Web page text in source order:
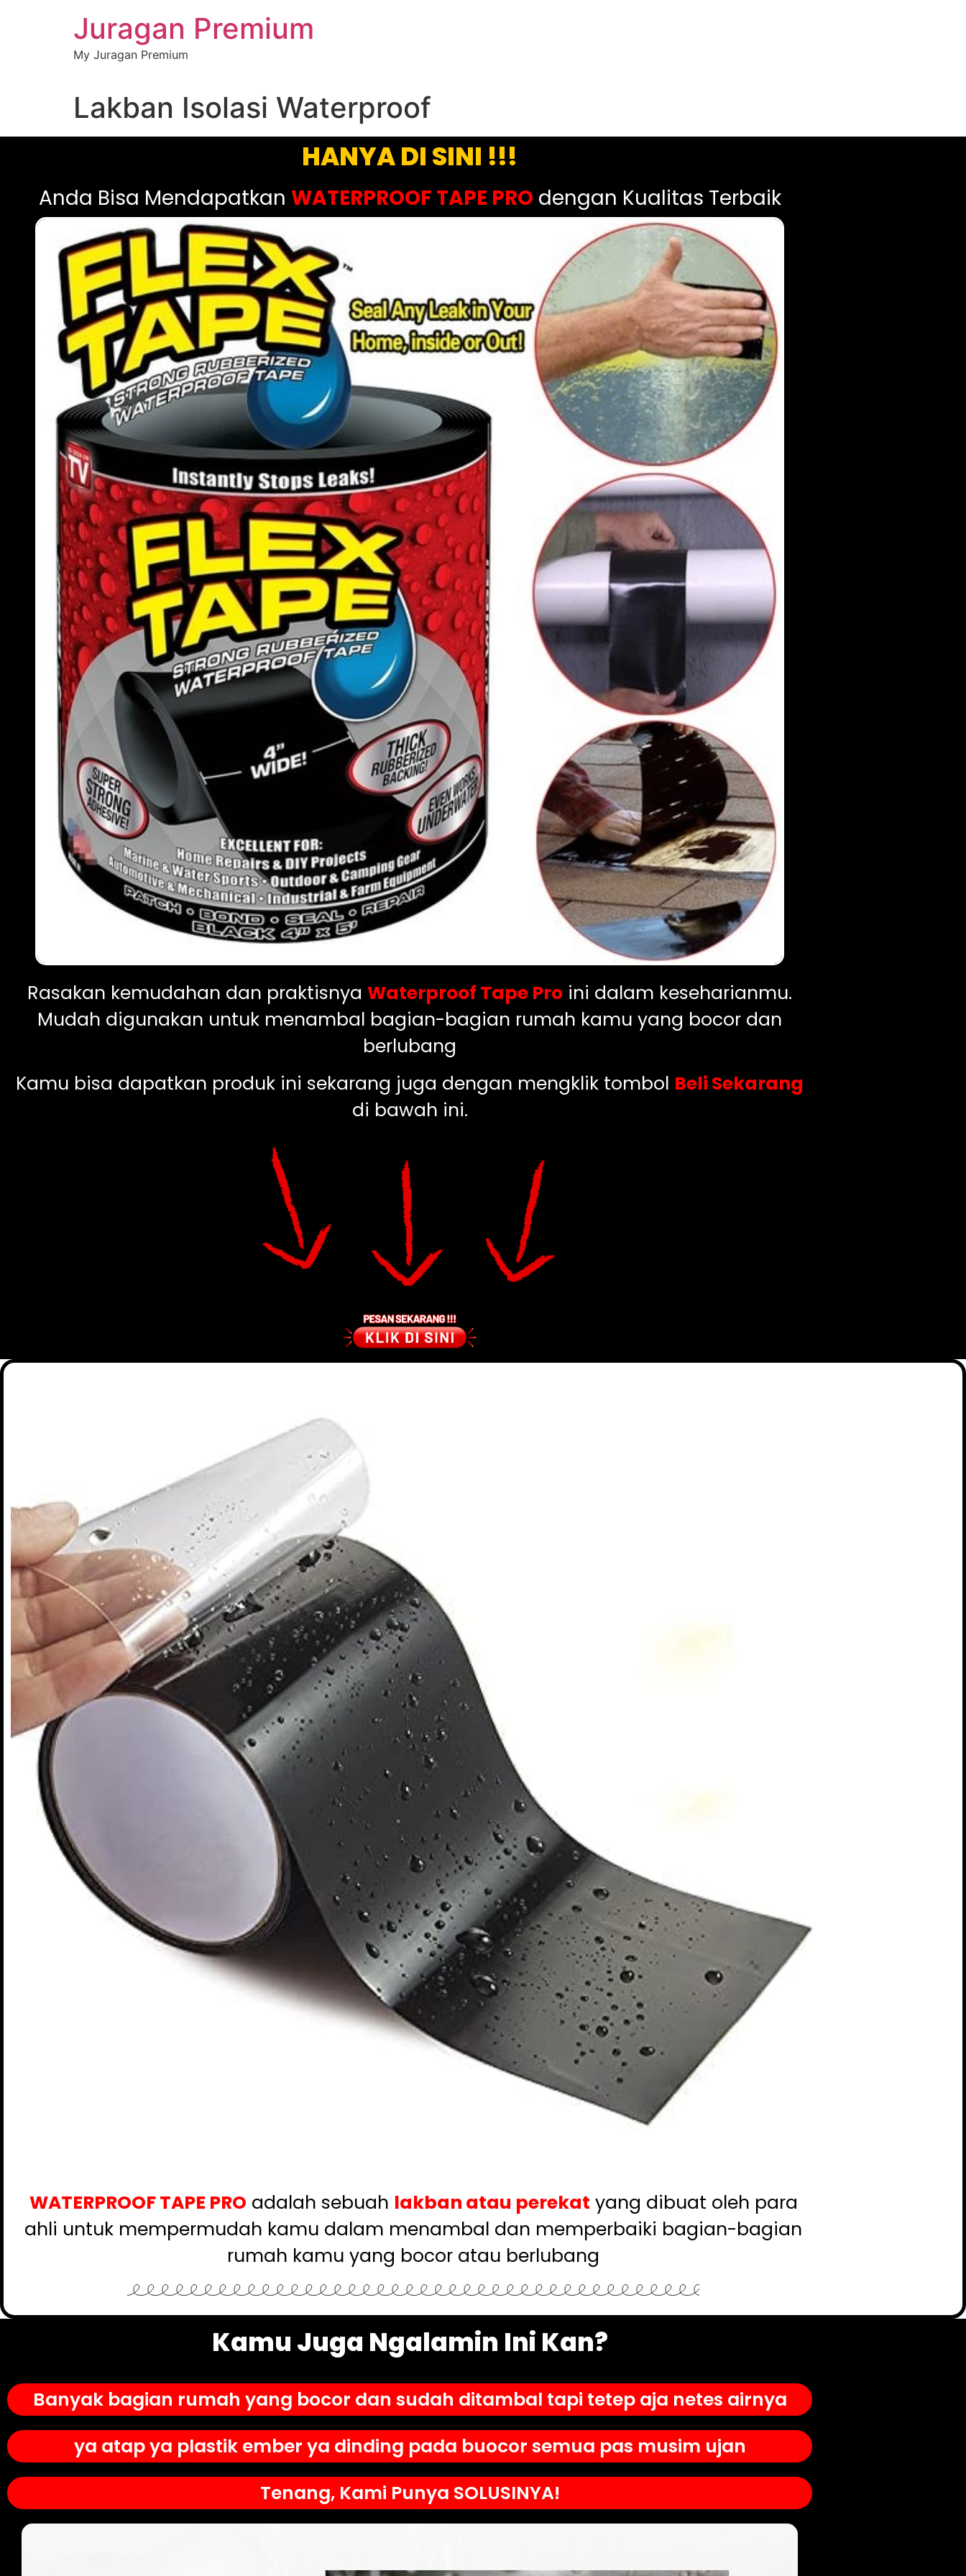
Juragan Premium
My Juragan Premium
Lakban Isolasi Waterproof
HANYA DI SINI !!!
Anda Bisa Mendapatkan WATERPROOF TAPE PRO dengan Kualitas Terbaik
Rasakan kemudahan dan praktisnya Waterproof Tape Pro ini dalam keseharianmu.
Mudah digunakan untuk menambal bagian-bagian rumah kamu yang bocor dan
berlubang
Kamu bisa dapatkan produk ini sekarang juga dengan mengklik tombol Beli Sekarang
di bawah ini.
WATERPROOF TAPE PRO adalah sebuah lakban atau perekat yang dibuat oleh para
ahli untuk mempermudah kamu dalam menambal dan memperbaiki bagian-bagian
rumah kamu yang bocor atau berlubang
Kamu Juga Ngalamin Ini Kan?
Banyak bagian rumah yang bocor dan sudah ditambal tapi tetep aja netes airnya
ya atap ya plastik ember ya dinding pada buocor semua pas musim ujan
Tenang, Kami Punya SOLUSINYA!